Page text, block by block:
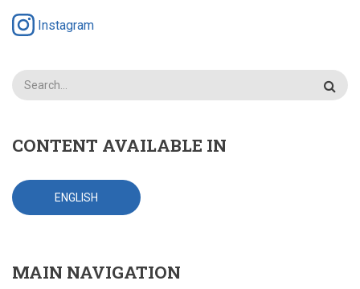
Instagram
Search
CONTENT AVAILABLE IN
ENGLISH
MAIN NAVIGATION